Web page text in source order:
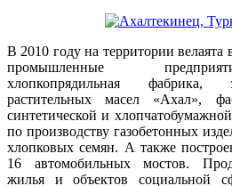
В 2010 году на территории
промышленные
хлопкопрядильная фабрика,
растительных масел «Ахал»,
синтетической и
по производству газобетонных
хлопковых семян. А также
16 автомобильных мостов.
жилья и объектов социальной